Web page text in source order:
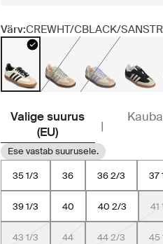
Värv:CREWHT/CBLACK/SANSTR
Valige suurus
(EU)
|
Ese vastab suurusele.
35 1/3 36 36 2/3 37
39 1/3 40 40 2/3 41
43 1/3 44 44 2/3 45